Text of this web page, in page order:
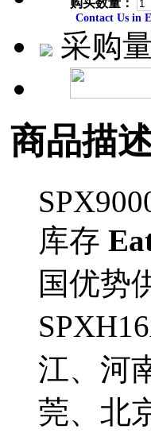
购买数量：
Contact Us in
采购量
商品描述
库存
国优势
江、河
莞、北